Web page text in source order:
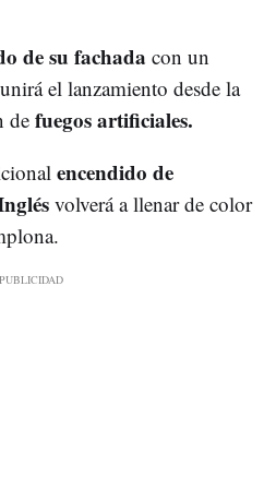
de su fachada con un
el lanzamiento desde la
de fuegos artificiales.
encendido de
volverá a llenar de color